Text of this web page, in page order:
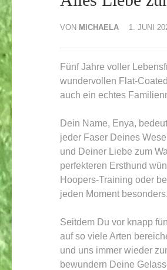
VON MICHAELA 1. JUNI
Fünf Jahre voller
wundervollen Flat-
auch ein echtes
Dein Name, Enya,
jeder Faser Deines
und Deiner Liebe zum
perfekteren Ersthund
Hoopers-Training oder
jeden Moment besonders.
Seitdem Du vor knapp
auf so viele Arten
und uns immer wieder
bewundern Deine